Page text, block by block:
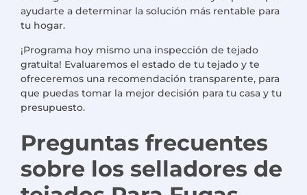
ayudarte a determinar la solución más rentable para
tu hogar.
¡Programa hoy mismo una inspección de tejado
gratuita! Evaluaremos el estado de tu tejado y te
ofreceremos una recomendación transparente, para
que puedas tomar la mejor decisión para tu casa y tu
presupuesto.
Preguntas frecuentes
sobre los selladores de